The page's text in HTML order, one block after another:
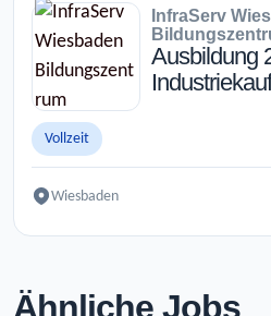
InfraServ
Ausbildung
Vollzeit
Wiesbaden
Ähnliche Jobs